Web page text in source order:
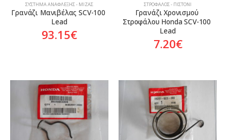
ΣΎΣΤΗΜΑ ΑΝΆΦΛΕΞΗΣ - ΜΊΖΑΣ
Γρανάζι Μανιβέλας SCV-100
Lead
93.15€
ΣΤΡΌΦΑΛΟΣ - ΠΙΣΤΌΝΙ
Γρανάζι Χρονισμού
Στροφάλου Honda SCV-100
Lead
7.20€